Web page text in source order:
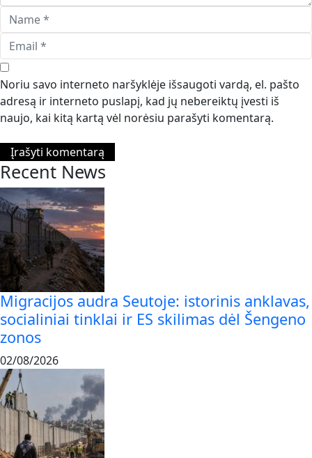
Noriu savo interneto naršyklėje išsaugoti vardą, el. pašto
adresą ir interneto puslapį, kad jų nebereiktų įvesti iš
naujo, kai kitą kartą vėl norėsiu parašyti komentarą.
Recent News
Migracijos audra Seutoje: istorinis anklavas,
socialiniai tinklai ir ES skilimas dėl Šengeno
zonos
02/08/2026